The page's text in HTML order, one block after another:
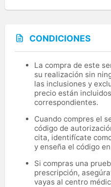
CONDICIONES
La compra de este
su realización sin
las inclusiones y
precio están
correspondientes.
Cuando compres el
código de
cita, identifícate
y enseña el código
Si compras una
prescripción,
vayas al centro